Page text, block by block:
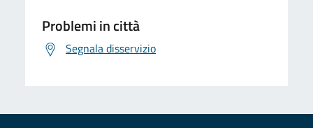
Problemi in città
Segnala disservizio